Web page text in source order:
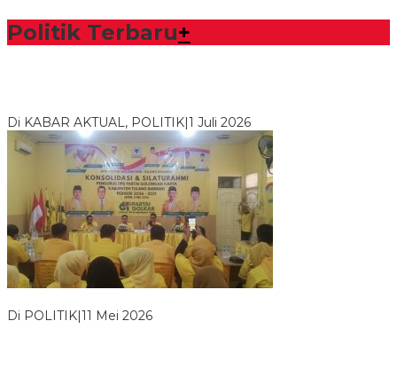
Politik Terbaru+
Di KABAR AKTUAL, POLITIK 1 Juli 2026
Di POLITIK 11 Mei 2026